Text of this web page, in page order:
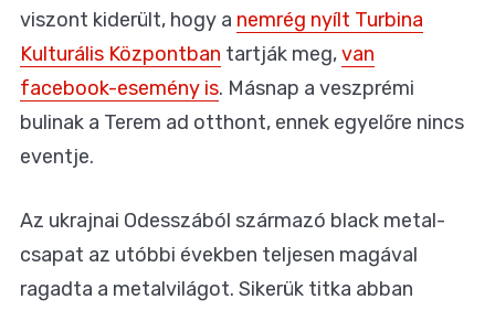
viszont kiderült, hogy a nemrég nyílt Turbina
Kulturális Központban tartják meg,van
facebook-esemény is. Másnap a veszprémi
bulinak a Terem ad otthont, ennek egyelőre nincs
eventje.
Az ukrajnai Odesszából származó black metal-
csapat az utóbbi években teljesen magával
ragadta a metalvilágot. Sikerük titka abban